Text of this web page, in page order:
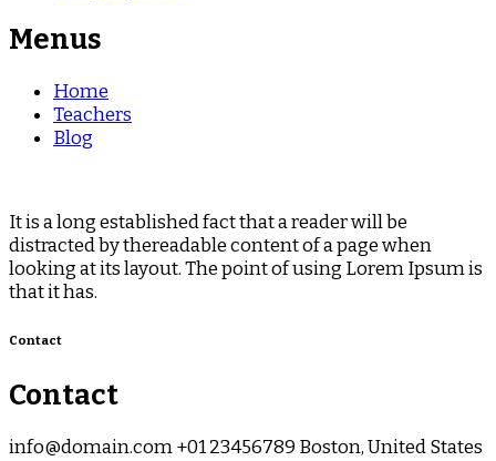
Menus
Home
Teachers
Blog
It is a long established fact that a reader will be
distracted by thereadable content of a page when
looking at its layout. The point of using Lorem Ipsum is
that it has.
Contact
Contact
info@domain.com +01 23456789 Boston, United States